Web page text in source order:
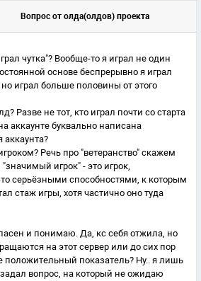
Вопрос от олда(олдов) проекта
чутка"? Вообще-то я играл не один
основе беспрерывно я играл
играл больше половины от этого
Разве не тот, кто играл почти со старта
аккаунте буквально написана
аккаунта?
Речь про "ветеранство" скажем
игрок" - это игрок,
серьёзными способностями, к которым
стаж игры, хотя частично оно туда
и понимаю. Да, кс себя отжила, но
на этот сервер или до сих пор
положительный показатель? Ну.. я лишь
вопрос, на который не ожидаю